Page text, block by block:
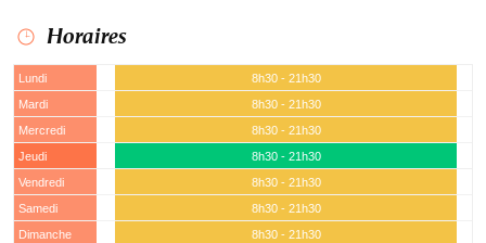
Horaires
Lundi
8h30 - 21h30
Mardi
8h30 - 21h30
Mercredi
8h30 - 21h30
Jeudi
8h30 - 21h30
Vendredi
8h30 - 21h30
Samedi
8h30 - 21h30
Dimanche
8h30 - 21h30